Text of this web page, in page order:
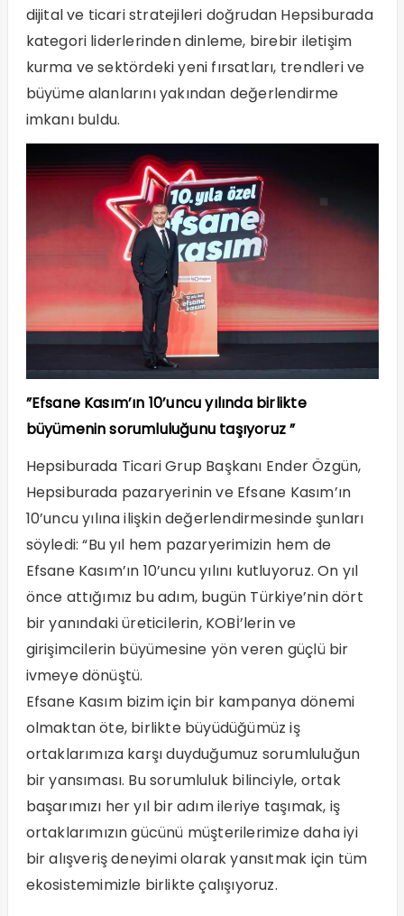
dijital ve ticari stratejileri doğrudan Hepsiburada
kategori liderlerinden dinleme, birebir iletişim
kurma ve sektördeki yeni fırsatları, trendleri ve
büyüme alanlarını yakından değerlendirme
imkanı buldu.
”Efsane Kasım’ın 10’uncu yılında birlikte
büyümenin sorumluluğunu taşıyoruz ”
Hepsiburada Ticari Grup Başkanı Ender Özgün,
Hepsiburada pazaryerinin ve Efsane Kasım’ın
10’uncu yılına ilişkin değerlendirmesinde şunları
söyledi: “Bu yıl hem pazaryerimizin hem de
Efsane Kasım’ın 10’uncu yılını kutluyoruz. On yıl
önce attığımız bu adım, bugün Türkiye’nin dört
bir yanındaki üreticilerin, KOBİ’lerin ve
girişimcilerin büyümesine yön veren güçlü bir
ivmeye dönüştü.
Efsane Kasım bizim için bir kampanya dönemi
olmaktan öte, birlikte büyüdüğümüz iş
ortaklarımıza karşı duyduğumuz sorumluluğun
bir yansıması. Bu sorumluluk bilinciyle, ortak
başarımızı her yıl bir adım ileriye taşımak, iş
ortaklarımızın gücünü müşterilerimize daha iyi
bir alışveriş deneyimi olarak yansıtmak için tüm
ekosistemimizle birlikte çalışıyoruz.